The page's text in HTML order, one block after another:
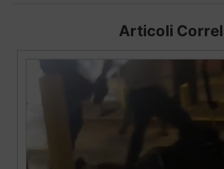
Articoli